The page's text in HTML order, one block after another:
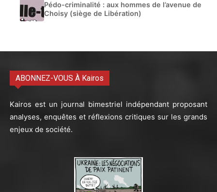
Pédo-criminalité : aux hommes de l’avenue de
Choisy (siège de Libération)
ABONNEZ-VOUS À Kairos
Kairos est un journal bimestriel indépendant proposant
analyses, enquêtes et réflexions critiques sur les grands
enjeux de société.